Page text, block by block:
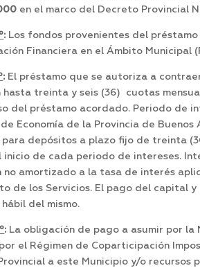
en el marco del Decreto Provincial
: Los fondos provenientes del
Financiera en el Ámbito Municipal
: El préstamo que se autoriza a
hasta treinta y seis (36) cuotas
del préstamo acordado. Periodo de
Economía de la Provincia de
depósitos a plazo fijo de treinta
inicio de cada periodo de intereses.
no amortizado a la tasa de interés
de los Servicios. El pago del capital
del mismo.
: La obligación de pago a asumir por
el Régimen de Coparticipación
a este Municipio y/o